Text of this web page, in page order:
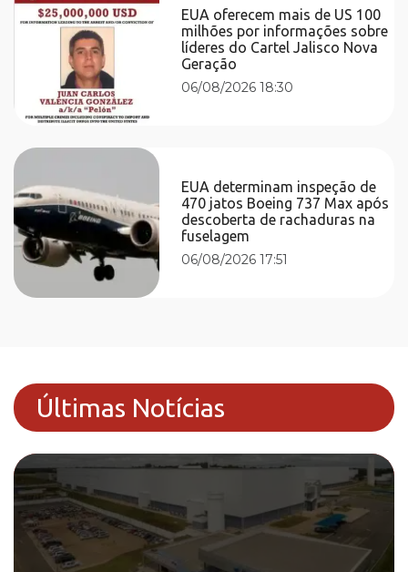
EUA oferecem mais de US 100
milhões por informações sobre
líderes do Cartel Jalisco Nova
Geração
06/08/2026 18:30
EUA determinam inspeção de
470 jatos Boeing 737 Max após
descoberta de rachaduras na
fuselagem
06/08/2026 17:51
Últimas Notícias